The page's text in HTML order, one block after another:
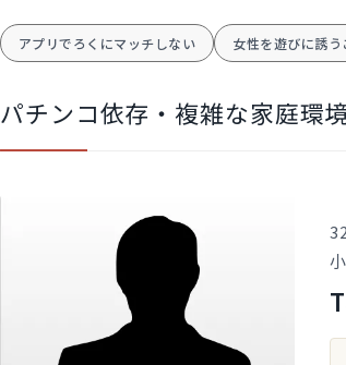
アプリでろくにマッチしない 女性を遊びに誘
パチンコ依存・複雑な家庭環